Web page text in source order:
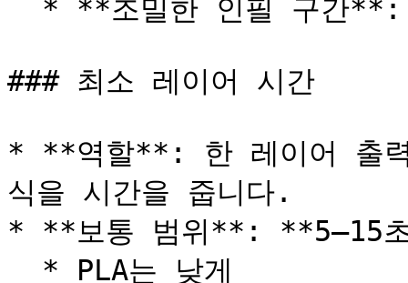
### 최소 레이어 시간
* **역할**: 한 레이어 출력
식을 시간을 줍니다.
* **보통 범위**: **5–15